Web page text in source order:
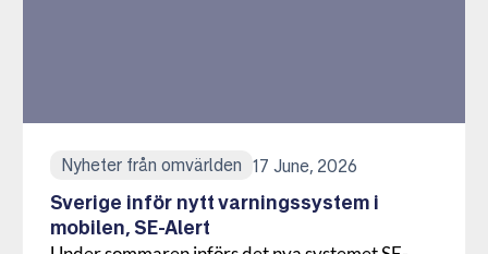
Nyheter från omvärlden 17 June, 2026
Sverige inför nytt varningssystem i
mobilen, SE-Alert